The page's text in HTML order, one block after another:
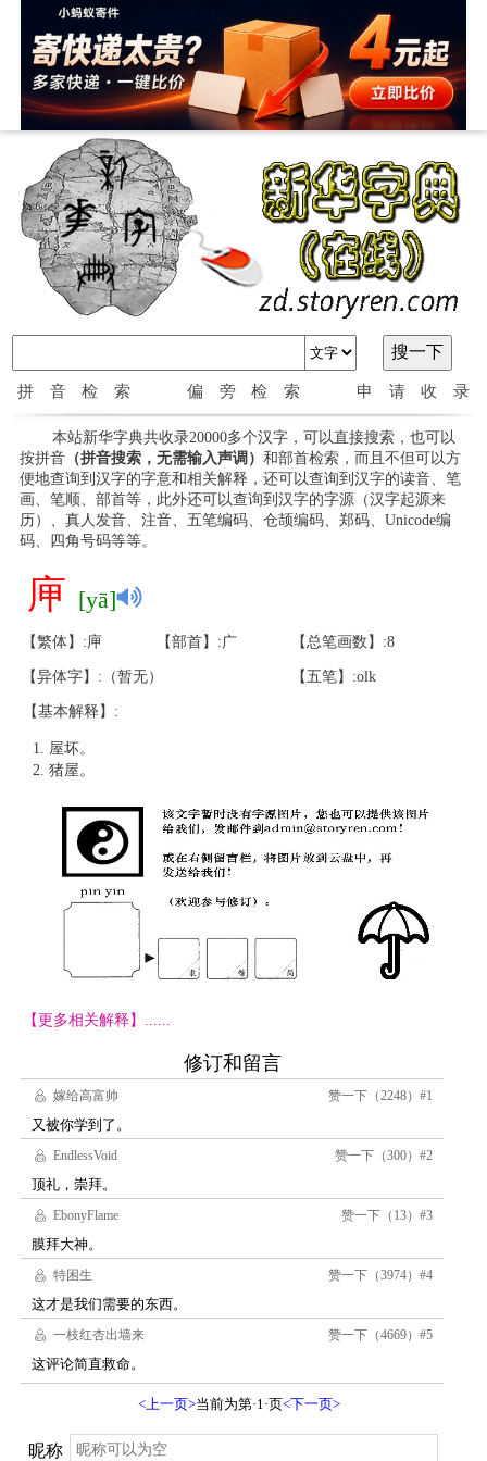
拼音检索 偏旁检索 申请收录
本站新华字典共收录20000多个汉字，可以直接搜索，也可以
按拼音（拼音搜索，无需输入声调） 和部首检索，而且不但可以方
便地查询到汉字的字意和相关解释，还可以查询到汉字的读音、笔
画、笔顺、部首等，此外还可以查询到汉字的字源（汉字起源来
历）、真人发音、注音、五笔编码、仓颉编码、郑码、Unicode编
码、四角号码等等。
庘 [yā]
【繁体】:庘 【部首】:广 【总笔画数】:8
【异体字】:（暂无） 【五笔】:olk
【基本解释】:
屋坏。
猪屋。
【更多相关解释】......